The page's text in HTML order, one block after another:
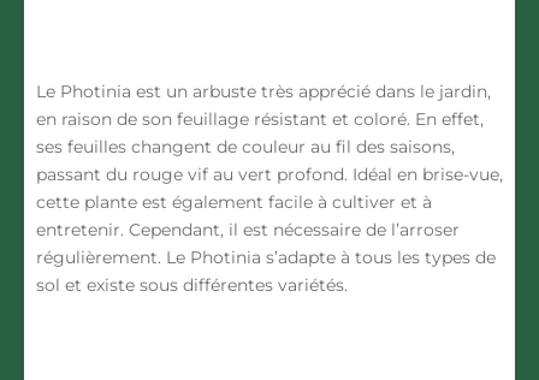
Le Photinia est un arbuste très apprécié dans le jardin,
en raison de son feuillage résistant et coloré. En effet,
ses feuilles changent de couleur au fil des saisons,
passant du rouge vif au vert profond. Idéal en brise-vue,
cette plante est également facile à cultiver et à
entretenir. Cependant, il est nécessaire de l’arroser
régulièrement. Le Photinia s’adapte à tous les types de
sol et existe sous différentes variétés.